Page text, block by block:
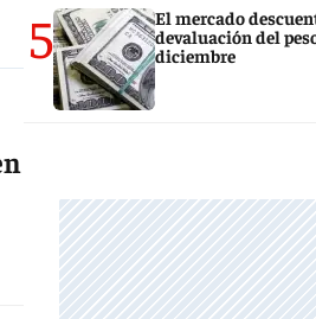
5
El mercado
devaluación del
diciembre